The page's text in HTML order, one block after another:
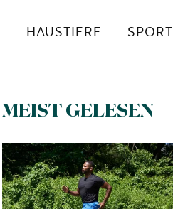
HAUSTIERE SPORT
MEIST GELESEN